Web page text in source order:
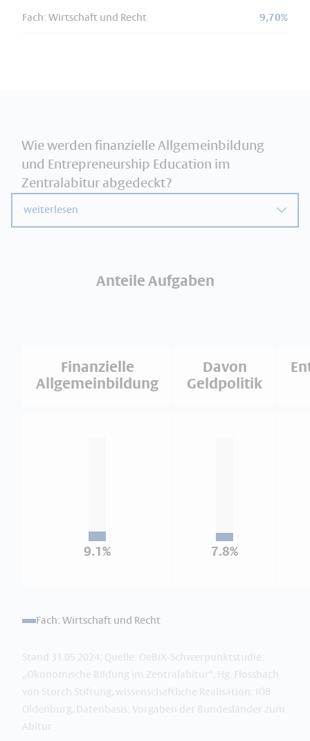
Fach: Wirtschaft und Recht 9,70%
Wie werden finanzielle Allgemeinbildung
und Entrepreneurship Education im
Zentralabitur abgedeckt?
weiterlesen
Anteile Aufgaben
Finanzielle
Allgemeinbildung
9.1%
Davon
Geldpolitik
7.8%
Fach: Wirtschaft und Recht
Stand 31.05.2024; Quelle: OeBiX-Schwerpunktstudie:
„Ökonomische Bildung im Zentralabitur“, Hg. Flossbach
von Storch Stiftung, wissenschaftliche Realisation: IÖB
Oldenburg, Datenbasis: Vorgaben der Bundesländer zum
Abitur